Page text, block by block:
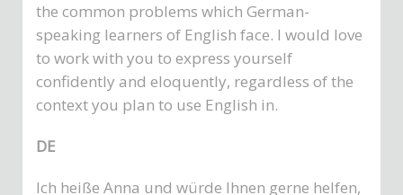
the common problems which German-
speaking learners of English face. I would love
to work with you to express yourself
confidently and eloquently, regardless of the
context you plan to use English in.
DE
Ich heiße Anna und würde Ihnen gerne helfen,